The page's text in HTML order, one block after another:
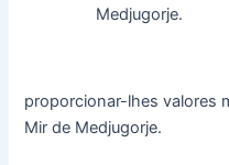
Medjugorje.
proporcionar-lhes valores
Mir de Medjugorje.